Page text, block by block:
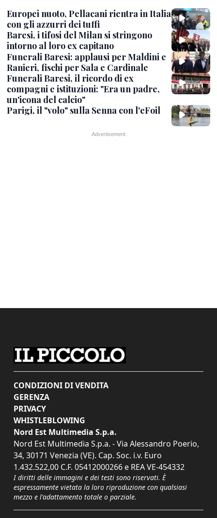
Europei nuoto, Pellacani rientra in Italia
con gli azzurri dei tuffi
Baresi, i tifosi del Milan si stringono
intorno al loro ex capitano
Funerali Baresi: applausi per Maldini e
Ranieri, fischi per Sala e Cardinale
Funerali Baresi, il ricordo di ex
compagni e istituzioni: "Era un padre,
un'icona del calcio"
Parigi, il "volo" sulla Senna con l'eFoil
CONDIZIONI DI VENDITA
GERENZA
PRIVACY
WHISTLEBLOWING
Nord Est Multimedia S.p.a.
Nord Est Multimedia S.p.a. - Via Alessandro Poerio,
34, 30171 Venezia (VE). Cap. Soc. i.v. Euro
1.432.522,00 C.F. 05412000266 e REA VE-454332
I diritti delle immagini e dei testi sono riservati. È
espressamente vietata la loro riproduzione con qualsiasi
mezzo e l'adattamento totale o parziale.